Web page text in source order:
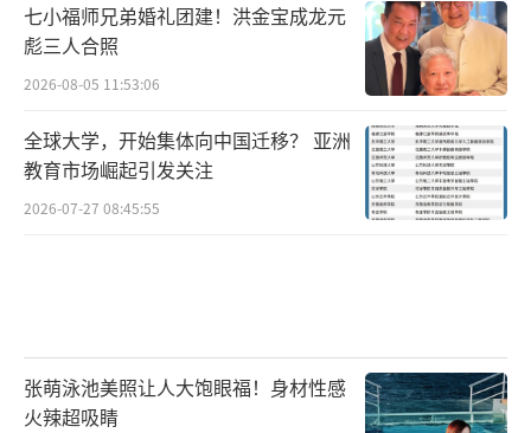
七小福师兄弟婚礼团建！洪金宝成龙元
彪三人合照
2026-08-05 11:53:06
全球大学，开始集体向中国迁移？ 亚洲
教育市场崛起引发关注
2026-07-27 08:45:55
张萌泳池美照让人大饱眼福！身材性感
火辣超吸睛